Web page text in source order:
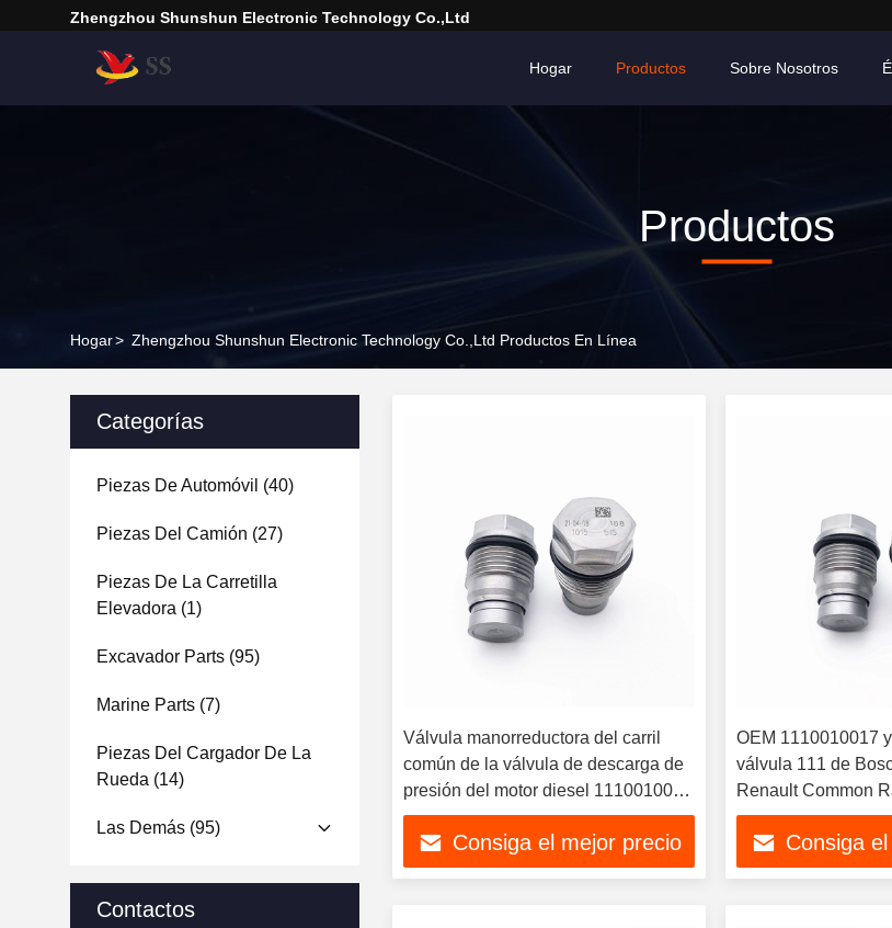
Zhengzhou Shunshun Electronic Technology Co.,Ltd
Hogar Productos Sobre Nosotros
Productos
Hogar> Zhengzhou Shunshun Electronic Technology Co.,Ltd Productos En Línea
Categorías
Piezas De Automóvil (40)
Piezas Del Camión (27)
Piezas De La Carretilla
Elevadora (1)
Excavador Parts (95)
Marine Parts (7)
Piezas Del Cargador De La
Rueda (14)
Las Demás (95)
Contactos
Válvula manorreductora del carril
común de la válvula de descarga de
presión del motor diesel 1110010015
para el hombre Cummins Renault
Komatsu de Volvo
Consiga el mejor precio
OEM 1110010017
válvula 111 de
Renault Common
Limting bomba de
carburante 001
Consiga